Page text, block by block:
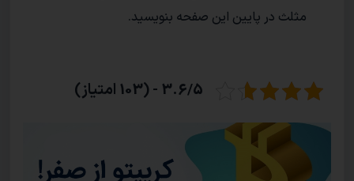
مثلث در پایین این صفحه بنویسید.
3.6/5 - (103 امتیاز)